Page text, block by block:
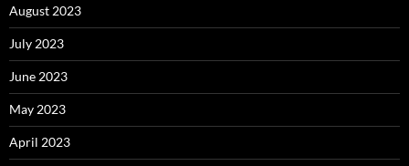
August 2023
July 2023
June 2023
May 2023
April 2023